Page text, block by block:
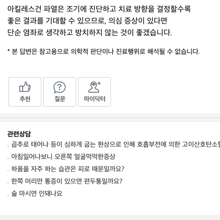
아킬레스건 파열은 조기에 진단하고 치료 방향을 결정할수록
좋은 결과를 기대할 수 있으므로, 의심 증상이 있다면
단순 염좌로 생각하고 방치하지 않는 것이 좋겠습니다.
* 본 답변은 참고용으로 의학적 판단이나 진료행위로 해석될 수 없습니다.
추천 질문 마이닥터
관련상담
곱추로 태어나 등이 심하게 굽는 현상으로 인해 호흡부전에 의한 고이산호탄소
아침일어나보니 오른쪽 얼굴먹먹한증상
하품을 자주 하는 습관은 피로 때문일까요?
한쪽 머리만 통증이 있으면 편두통일까요?
술 마시면 인돼나요